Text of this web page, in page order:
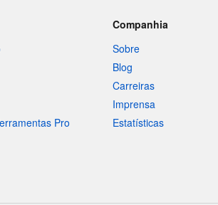
Pro
Companhia
Sobre
Blog
Carreiras
Imprensa
Estatísticas